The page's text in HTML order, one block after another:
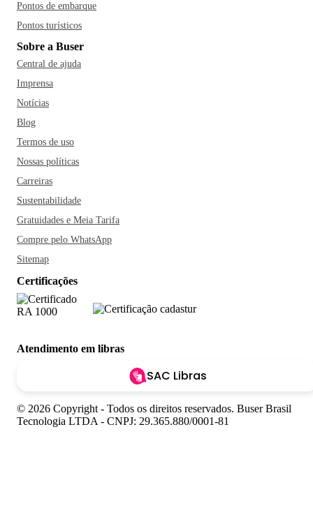
Pontos de embarque
Pontos turísticos
Sobre a Buser
Central de ajuda
Imprensa
Notícias
Blog
Termos de uso
Nossas políticas
Carreiras
Sustentabilidade
Gratuidades e Meia Tarifa
Compre pelo WhatsApp
Sitemap
Certificações
Atendimento em libras
SAC Libras
© 2026 Copyright - Todos os direitos reservados. Buser Brasil
Tecnologia LTDA - CNPJ: 29.365.880/0001-81